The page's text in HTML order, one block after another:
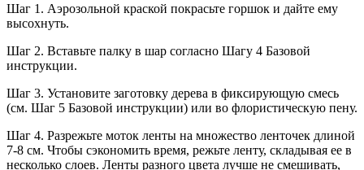
Шаг 1. Аэрозольной краской покрасьте горшок и дайте ему
высохнуть.
Шаг 2. Вставьте палку в шар согласно Шагу 4 Базовой
инструкции.
Шаг 3. Установите заготовку дерева в фиксирующую смесь
(см. Шаг 5 Базовой инструкции) или во флористическую пену.
Шаг 4. Разрежьте моток ленты на множество ленточек длиной
7-8 см. Чтобы сэкономить время, режьте ленту, складывая ее в
несколько слоев. Ленты разного цвета лучше не смешивать,